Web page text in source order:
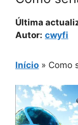
Última
Autor: cwyfi
Início » Como